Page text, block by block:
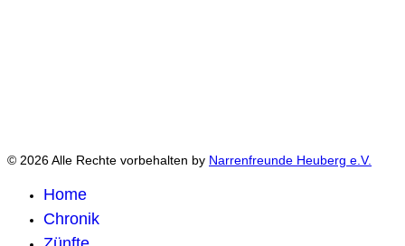
© 2026 Alle Rechte vorbehalten by Narrenfreunde Heuberg e.V.
Home
Chronik